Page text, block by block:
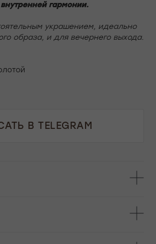
гармонии.
украшением, идеально
образа, и для вечернего выхода.
В TELEGRAM